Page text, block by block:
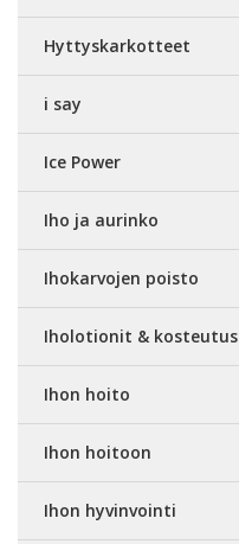
Hyttyskarkotteet
i say
Ice Power
Iho ja aurinko
Ihokarvojen poisto
Iholotionit & kosteutus
Ihon hoito
Ihon hoitoon
Ihon hyvinvointi